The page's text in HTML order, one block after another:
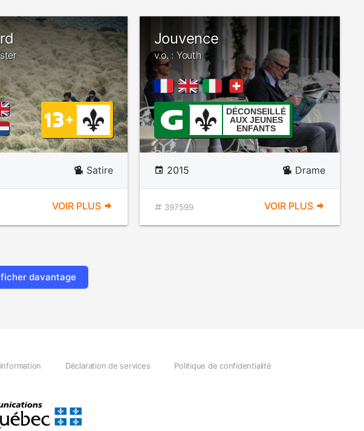
Satire
VOIR PLUS
Jouvence
v.o. : Youth
DÉCONSEILLÉ
AUX JEUNES
ENFANTS
2015 Drame
397599 VOIR PLUS
davantage
Déclaration de services Politique de confidentialité